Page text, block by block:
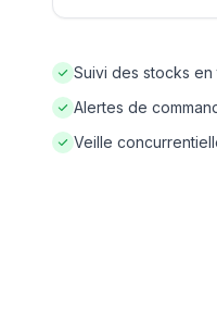
Suivi des stocks en
Alertes de
Veille